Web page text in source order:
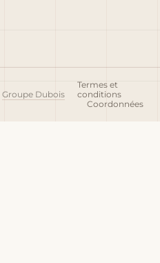
Groupe Dubois
Termes et
conditions
Coordonnées